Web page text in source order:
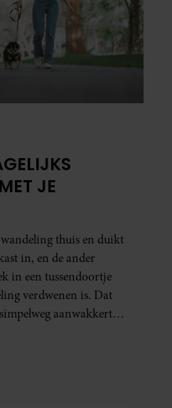
JE
thuis en duikt
in, en de ander
in een tussendoortje
verdwenen is. Dat
aanwakkert,